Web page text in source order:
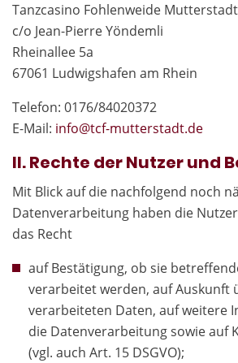
Tanzcasino Fohlenweide Mutterstadt
c/o Jean-Pierre Yöndemli
Rheinallee 5a
67061 Ludwigshafen am Rhein
Telefon: 0176/84020372
E-Mail: info@tcf-mutterstadt.de
II. Rechte der Nutzer und
Mit Blick auf die nachfolgend noch
Datenverarbeitung haben die
das Recht
auf Bestätigung, ob sie
verarbeitet werden, auf Auskunft
verarbeiteten Daten, auf weitere
die Datenverarbeitung sowie auf
(vgl. auch Art. 15 DSGVO);